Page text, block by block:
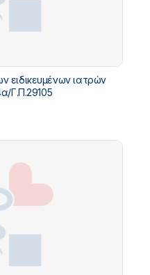
ειδικευμένων ιατρών
Γ.Π.29105